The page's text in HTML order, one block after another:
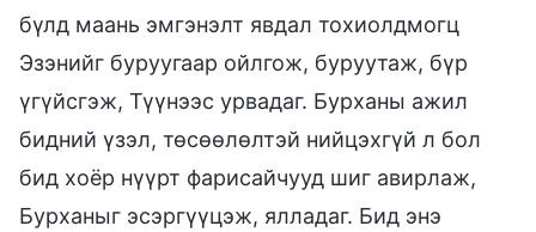
бүлд маань эмгэнэлт явдал тохиолдмогц
Эзэнийг буруугаар ойлгож, буруутаж, бүр
үгүйсгэж, Түүнээс урвадаг. Бурханы ажил
бидний үзэл, төсөөлөлтэй нийцэхгүй л бол
бид хоёр нүүрт фарисайчууд шиг авирлаж,
Бурханыг эсэргүүцэж, ялладаг. Бид энэ